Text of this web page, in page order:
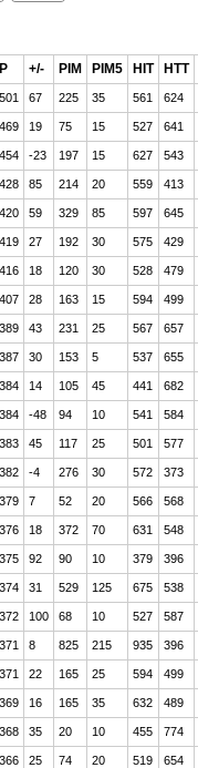
P +/- PIM PIM5 HIT HTT
501 67 225 35 561 624
469 19 75 15 527 641
454 -23 197 15 627 543
428 85 214 20 559 413
420 59 329 85 597 645
419 27 192 30 575 429
416 18 120 30 528 479
407 28 163 15 594 499
389 43 231 25 567 657
387 30 153 5 537 655
384 14 105 45 441 682
384 -48 94 10 541 584
383 45 117 25 501 577
382 -4 276 30 572 373
379 7 52 20 566 568
376 18 372 70 631 548
375 92 90 10 379 396
374 31 529 125 675 538
372 100 68 10 527 587
371 8 825 215 935 396
371 22 165 25 594 499
369 16 165 35 632 489
368 35 20 10 455 774
366 25 74 20 519 654